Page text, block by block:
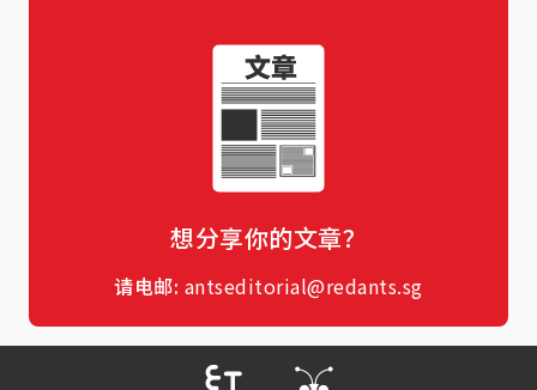
想分享你的文章？
请电邮: antseditorial@redants.sg